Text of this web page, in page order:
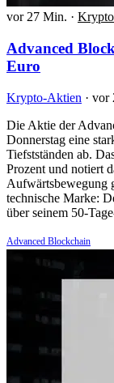
vor 27 Min. ·
Advanced
Euro
Krypto-Aktien · vor
Die Aktie der
Donnerstag eine
Tiefstständen ab.
Prozent und notiert
Aufwärtsbewegung
technische Marke:
über seinem 50-
Advanced Blockchain